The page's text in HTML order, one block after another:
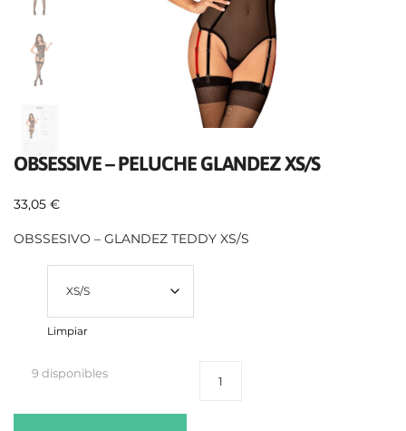
OBSESSIVE – PELUCHE GLANDEZ XS/S
33,05 €
OBSSESIVO – GLANDEZ TEDDY XS/S
Limpiar
9 disponibles